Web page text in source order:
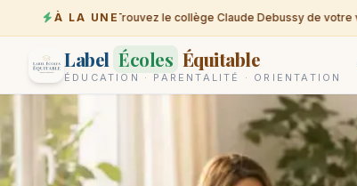
À LA UNE
07-08 Trouvez le collège Claude Debussy de votre ville
Label Écoles Équitable
ÉDUCATION · PARENTALITÉ · ORIENTATION